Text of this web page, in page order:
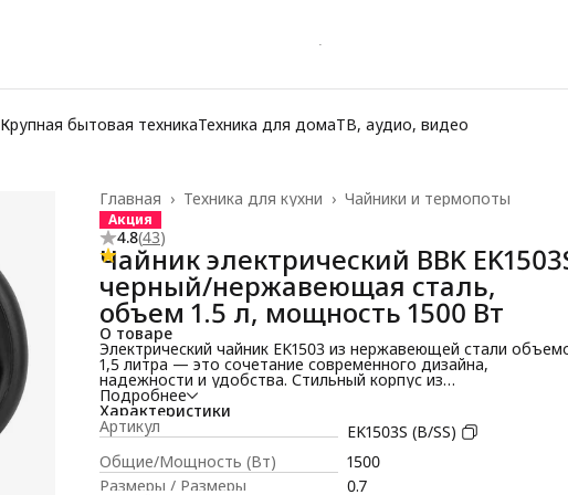
Крупная бытовая техникаТехника для домаТВ, аудио, видео
Чайники и термопоты
Техника для кухни ›
Главная ›
Акция
4.8(43)
Чайник электрический BBK
черный/нержавеющая сталь,
объем 1.5 л, мощность 1500 Вт
О товаре
Электрический чайник EK1503 из нержавеющей стали
1,5 литра — это сочетание современного дизайна,
надежности и удобства. Стильный корпус из
высококачественной нержавеющей стали. Корпус из
высококачественной нержавеющей стали без вредных
примесей, абсолютно безопасен для здоровья, придает
устройству элегантный вид и обеспечивает долговечность, а
отсутствие пластиковых деталей, контактирующих с водой,
гарантирует отсутствие посторонних вкусов и запахов.
Удобная подставка с поворотом на 360° позволяет
Подробнее
Характеристики
Артикул
EK1503S (B/SS)
Общие/Мощность (Вт)
1500
Размеры / Размеры
0.7